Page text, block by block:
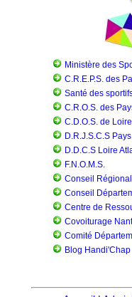
Ministère des
C.R.E.P.S. des
Santé des
C.R.O.S. des
C.D.O.S. de
D.R.J.S.C.S
D.D.C.S Loire
F.N.O.M.S.
Conseil
Conseil
Centre de
Covoiturage
Comité
Blog Handi'Chap